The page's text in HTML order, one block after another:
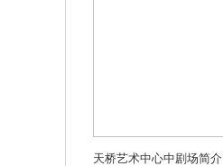
天桥艺术中心中剧场简介